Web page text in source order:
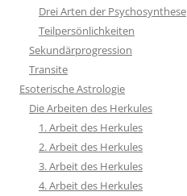
Drei Arten der Psychosynthese
Teilpersönlichkeiten
Sekundärprogression
Transite
Esoterische Astrologie
Die Arbeiten des Herkules
1. Arbeit des Herkules
2. Arbeit des Herkules
3. Arbeit des Herkules
4. Arbeit des Herkules